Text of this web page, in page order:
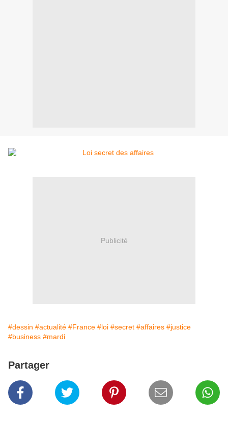
Publicité
#dessin #actualité #France #loi #secret #affaires #justice
#business #mardi
Partager